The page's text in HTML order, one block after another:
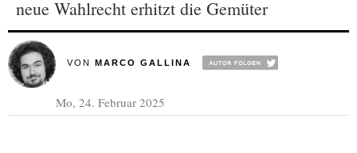
neue Wahlrecht erhitzt die Gemüter
VON MARCO GALLINA
Mo, 24. Februar 2025